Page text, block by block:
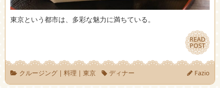
東京という都市は、多彩な魅力に満ちている。
READ
POST
READ
POST
クルージング| 料理 | 東京 ディナー Fazio